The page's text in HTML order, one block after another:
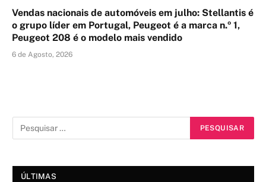
Vendas nacionais de automóveis em julho: Stellantis é
o grupo líder em Portugal, Peugeot é a marca n.º 1,
Peugeot 208 é o modelo mais vendido
6 de Agosto, 2026
ÚLTIMAS